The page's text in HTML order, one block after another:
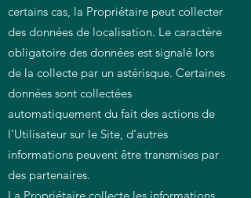
certains cas, la Propriétaire peut collecter
des données de localisation. Le caractère
obligatoire des données est signalé lors
de la collecte par un astérisque. Certaines
données sont collectées
automatiquement du fait des actions de
l’Utilisateur sur le Site, d'autres
informations peuvent être transmises par
des partenaires.